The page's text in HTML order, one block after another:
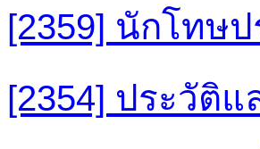
[2359] นักโทษ
[2354] ประวัติ